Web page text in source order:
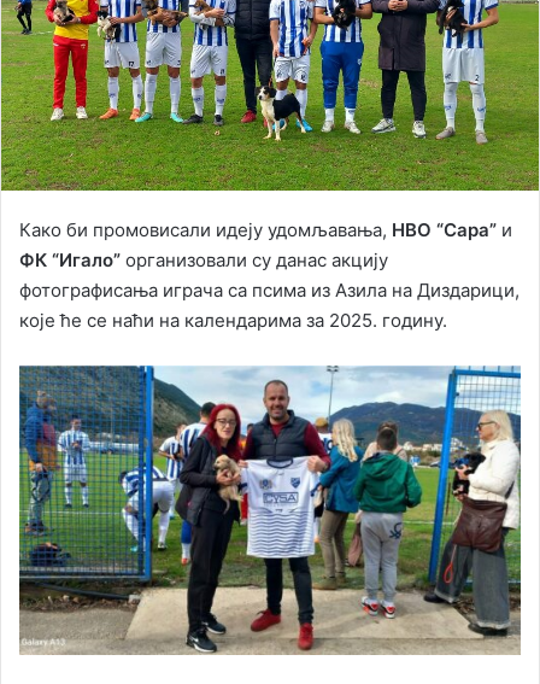
m
a
i
l
Како би промовисали идеју удомљавања, НВО “Сара” и
ФК “Игало” организовали су данас акцију
фотографисања играча са псима из Азила на Диздарици,
које ће се наћи на календарима за 2025. годину.